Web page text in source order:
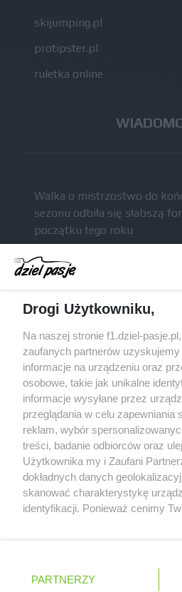
skijumping.pl
protipster.pl
ruletka online
Walka o mistrzostwo do
sezonu odbiła się słabszą
początku tego roku
McCullough całkowicie
ma trafić do Red Bulla (akt.)
zeszłego sezonu
Obecne silniki muszą
algorytmach?
Honda uświadomiła sobie
silnikiem dopiero w styczniu
Polityka prywatności
powiązana w żaden sposób z
Serwis internetowy, z którego
cookies. Są to pliki
końcowych osób
administrowania
Dowiedz się więcej o
Drogi Użytkowniku,
Na naszej stronie f1.dziel-
zaufanych partnerów
informacje na urządzeniu oraz
osobowe, takie jak unikalne
informacje wysyłane przez
przeglądania w celu zapewniania
reklam, wybór
treści, badanie odbiorców oraz
Użytkownika my i Zaufani
dokładnych danych
skanować charakterystykę
identyfikacji. Ponieważ cenimy
prywatności znajdujący się w
. Niektóre rodzaje
PARTNERZY